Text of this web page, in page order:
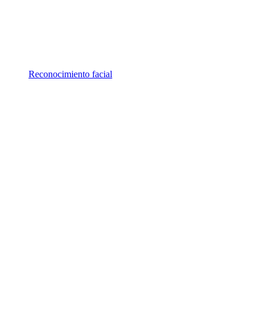
Reconocimiento facial